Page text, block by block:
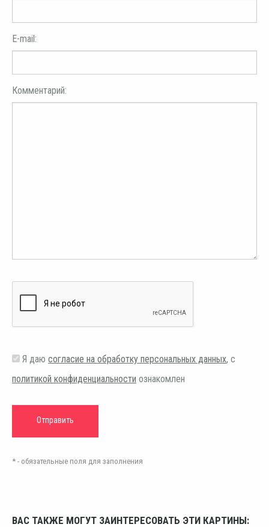
E-mail:
Комментарий:
Я даю согласие на обработку персональных данных, с
политикой конфиденциальности ознакомлен
* - обязательные поля для заполнения
ВАС ТАКЖЕ МОГУТ ЗАИНТЕРЕСОВАТЬ ЭТИ КАРТИНЫ: